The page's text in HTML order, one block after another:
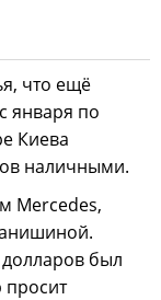
что ещё
января по
Киева
наличными.
Mercedes,
был
просит